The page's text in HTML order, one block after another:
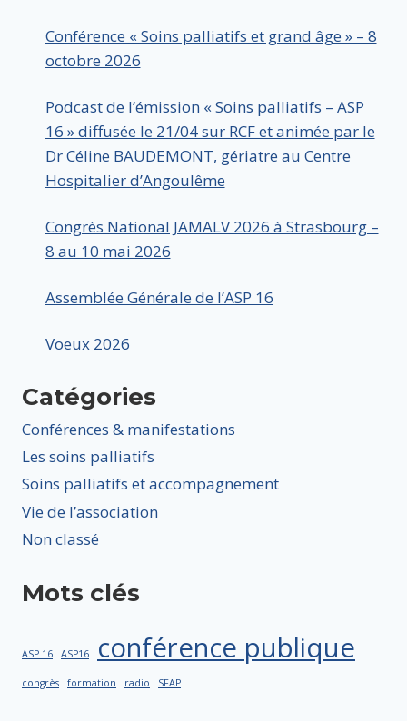
Conférence « Soins palliatifs et grand âge » – 8
octobre 2026
Podcast de l’émission « Soins palliatifs – ASP
16 » diffusée le 21/04 sur RCF et animée par le
Dr Céline BAUDEMONT, gériatre au Centre
Hospitalier d’Angoulême
Congrès National JAMALV 2026 à Strasbourg –
8 au 10 mai 2026
Assemblée Générale de l’ASP 16
Voeux 2026
Catégories
Conférences & manifestations
Les soins palliatifs
Soins palliatifs et accompagnement
Vie de l’association
Non classé
Mots clés
ASP 16 ASP16 conférence publique
congrès formation radio SFAP